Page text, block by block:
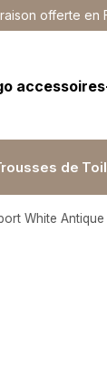
offerte en
de
White Antique